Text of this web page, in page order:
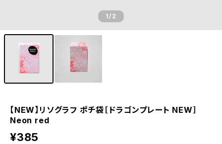
1/2
【NEW】リソグラフ ポチ袋［ドラゴンプレート NEW］
Neon red
¥385